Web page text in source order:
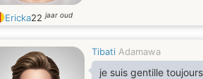
Ericka22jaar oud
Tibati Adamawa
je suis gentille